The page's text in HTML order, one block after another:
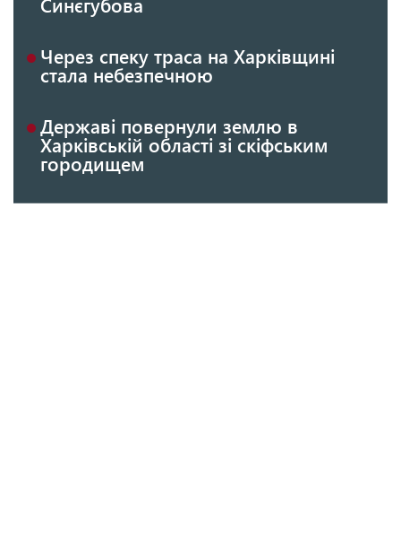
Через спеку траса на Харківщині
стала небезпечною
Державі повернули землю в
Харківській області зі скіфським
городищем